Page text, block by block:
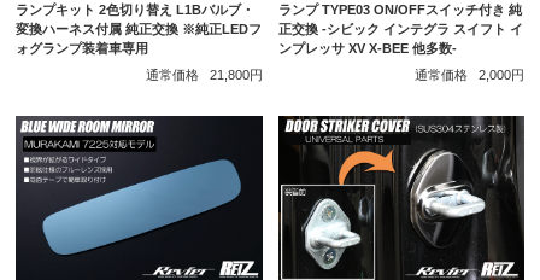
ランプキット 2色切り替え L1Bバルブ・
変換ハーネス付属 純正交換 ※純正LEDフ
ォグランプ装着車専用
通常価格
21,800円
ランプ TYPE03 ON/OFFスイッチ付き 純
正交換 -シビック インテグラ スイフト イ
ンプレッサ XV X-BEE 他多数-
通常価格
2,000円